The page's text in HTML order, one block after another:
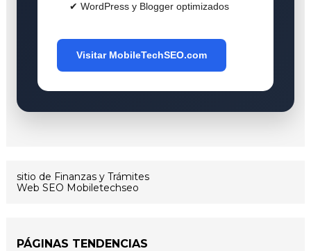
✔ WordPress y Blogger optimizados
Visitar MobileTechSEO.com
sitio de Finanzas y Trámites
Web SEO Mobiletechseo
PÁGINAS TENDENCIAS